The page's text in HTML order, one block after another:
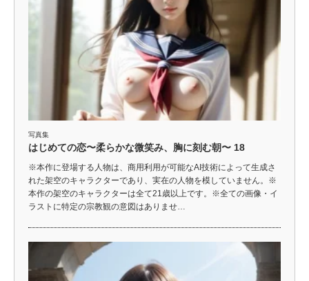
写真集
はじめての恋〜柔らかな微笑み、胸に刻む朝〜 18
※本作に登場する人物は、商用利用が可能なAI技術によって生成さ
れた架空のキャラクターであり、実在の人物を模していません。※
本作の架空のキャラクターは全て21歳以上です。※全ての画像・イ
ラストに特定の宗教観の意図はありませ…